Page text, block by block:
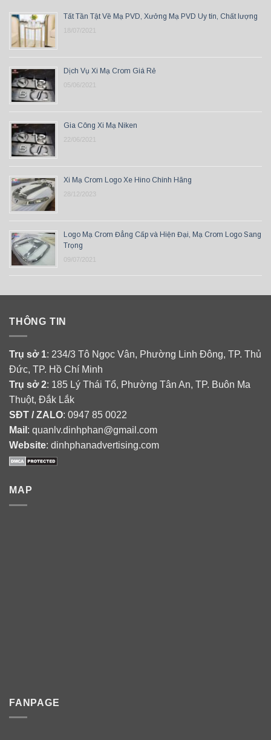
Tất Tần Tật Về Mạ PVD, Xưởng Mạ PVD Uy tín, Chất lượng
18/07/2021
Dịch Vụ Xi Mạ Crom Giá Rẻ
05/06/2021
Gia Công Xi Mạ Niken
22/06/2021
Xi Mạ Crom Logo Xe Hino Chính Hãng
28/12/2023
Logo Mạ Crom Đẳng Cấp và Hiện Đại, Mạ Crom Logo Sang
Trọng
09/07/2021
THÔNG TIN
Trụ sở 1: 234/3 Tô Ngọc Vân, Phường Linh Đông, TP. Thủ
Đức, TP. Hồ Chí Minh
Trụ sở 2: 185 Lý Thái Tổ, Phường Tân An, TP. Buôn Ma
Thuột, Đắk Lắk
SĐT / ZALO: 0947 85 0022
Mail : quanlv.dinhphan@gmail.com
Website: dinhphanadvertising.com
MAP
FANPAGE